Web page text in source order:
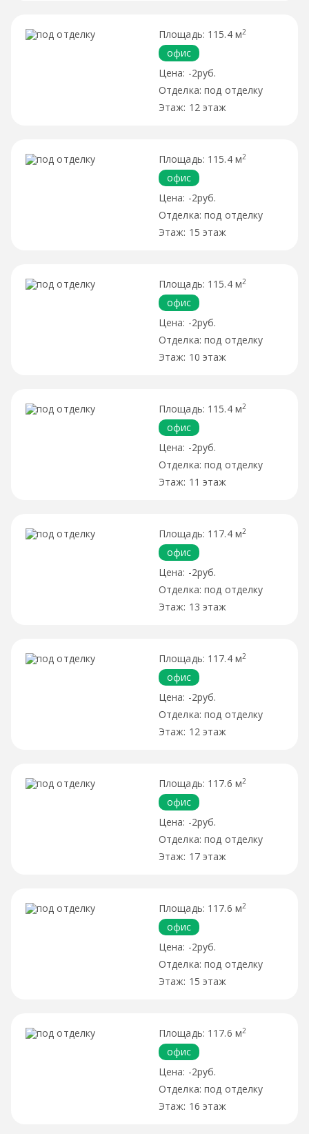
115.4 м2
офис
-2руб.
под отделку
12 этаж
115.4 м2
офис
-2руб.
под отделку
15 этаж
115.4 м2
офис
-2руб.
под отделку
10 этаж
115.4 м2
офис
-2руб.
под отделку
11 этаж
117.4 м2
офис
-2руб.
под отделку
13 этаж
117.4 м2
офис
-2руб.
под отделку
12 этаж
117.6 м2
офис
-2руб.
под отделку
17 этаж
117.6 м2
офис
-2руб.
под отделку
15 этаж
117.6 м2
офис
-2руб.
под отделку
16 этаж